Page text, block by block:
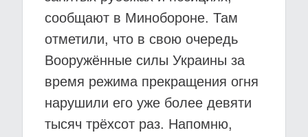
сообщают в Минобороне. Там
отметили, что в свою очередь
Вооружённые силы Украины за
время режима прекращения огня
нарушили его уже более девяти
тысяч трёхсот раз. Напомню,